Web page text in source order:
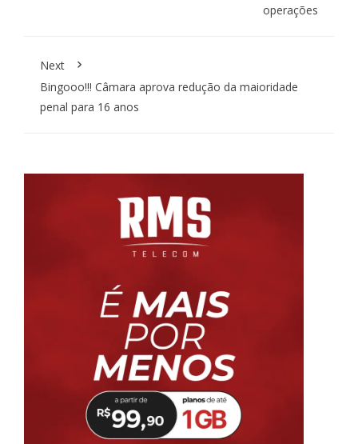
operações
Next
Bingooo!!! Câmara aprova redução da maioridade
penal para 16 anos